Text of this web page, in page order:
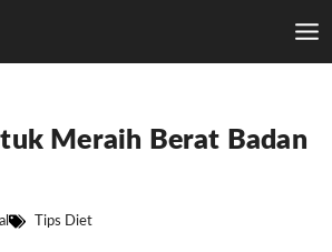
Meraih Berat Badan
Tips Diet